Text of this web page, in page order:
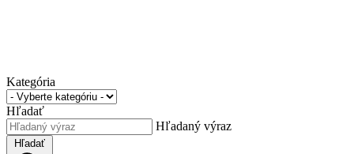
Kategória
Hľadať
Hľadaný výraz
Hľadať